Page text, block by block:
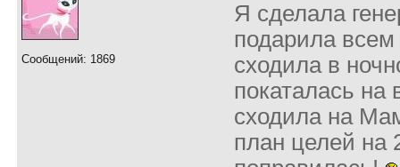
Сообщений: 1869
Я сделала
подарила
сходила в
покаталась на
сходила на
план целей на